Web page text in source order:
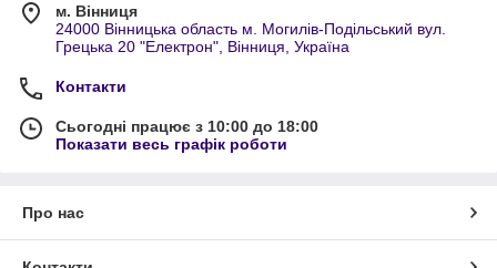
м. Вінниця
24000 Вінницька область м. Могилів-Подільський вул.
Грецька 20 "Електрон", Вінниця, Україна
Контакти
Сьогодні працює з 10:00 до 18:00
Показати весь графік роботи
Про нас